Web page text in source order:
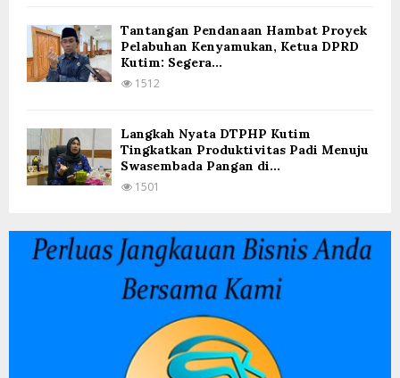
Tantangan Pendanaan Hambat Proyek
Pelabuhan Kenyamukan, Ketua DPRD
Kutim: Segera...
1512
Langkah Nyata DTPHP Kutim
Tingkatkan Produktivitas Padi Menuju
Swasembada Pangan di...
1501